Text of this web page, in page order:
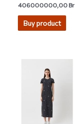
Rated
5.00
out of 5
406000000,00Br
Buy product